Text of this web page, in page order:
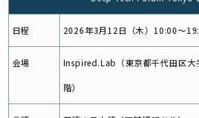
日程 2026年3月12日（木）10:00〜
会場 Inspired.Lab（東京都千代田区大
階）